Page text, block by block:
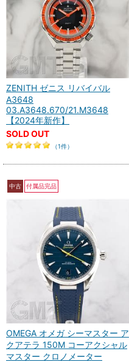
ZENITH ゼニス リバイバル
A3648
03.A3648.670/21.M3648
【2024年新作】
SOLD OUT
（1件）
中古 付属品完品
OMEGA オメガ シーマスター ア
クアテラ 150M コーアクシャル
マスター クロノメーター